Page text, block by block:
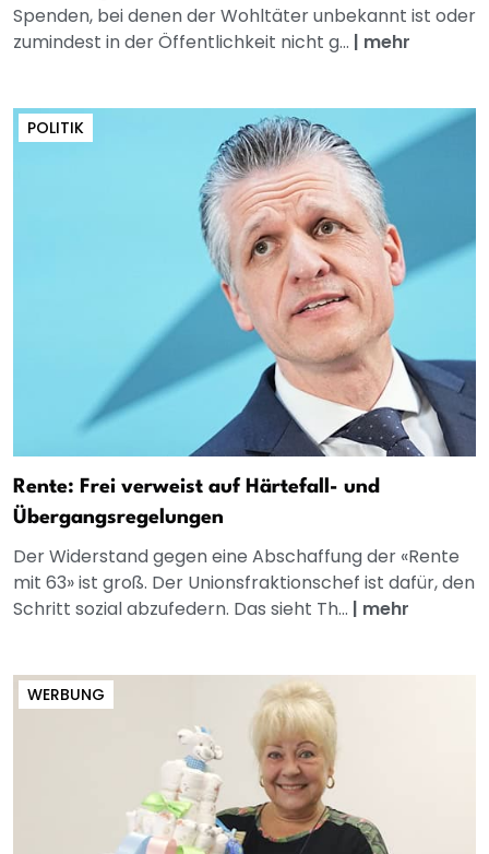
Spenden, bei denen der Wohltäter unbekannt ist oder
zumindest in der Öffentlichkeit nicht g... | mehr
POLITIK
Rente: Frei verweist auf Härtefall- und
Übergangsregelungen
Der Widerstand gegen eine Abschaffung der «Rente
mit 63» ist groß. Der Unionsfraktionschef ist dafür, den
Schritt sozial abzufedern. Das sieht Th... | mehr
WERBUNG